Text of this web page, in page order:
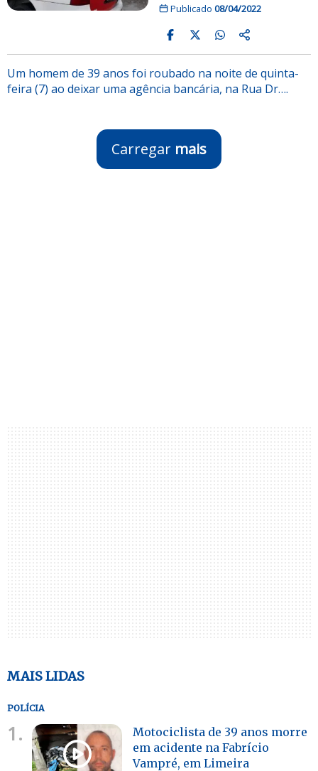
Publicado 08/04/2022
Um homem de 39 anos foi roubado na noite de quinta-
feira (7) ao deixar uma agência bancária, na Rua Dr….
Carregar mais
MAIS LIDAS
POLÍCIA
1.
Motociclista de 39 anos morre
em acidente na Fabrício
Vampré, em Limeira